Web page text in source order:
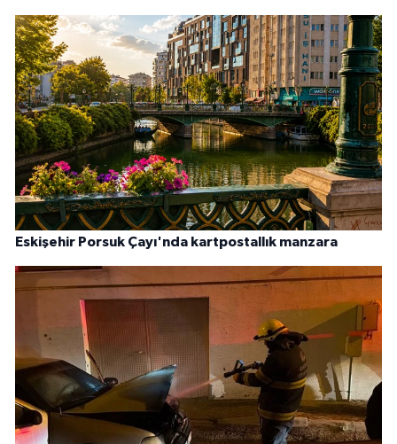
Eskişehir Porsuk Çayı'nda kartpostallık manzara